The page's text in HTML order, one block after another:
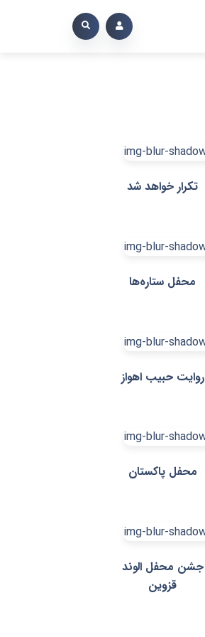
تکرار خواهد شد
محفل ستاره‌ها
روایت حبیب اهواز
محفل پاکستان
جشن محفل الوند
قزوین